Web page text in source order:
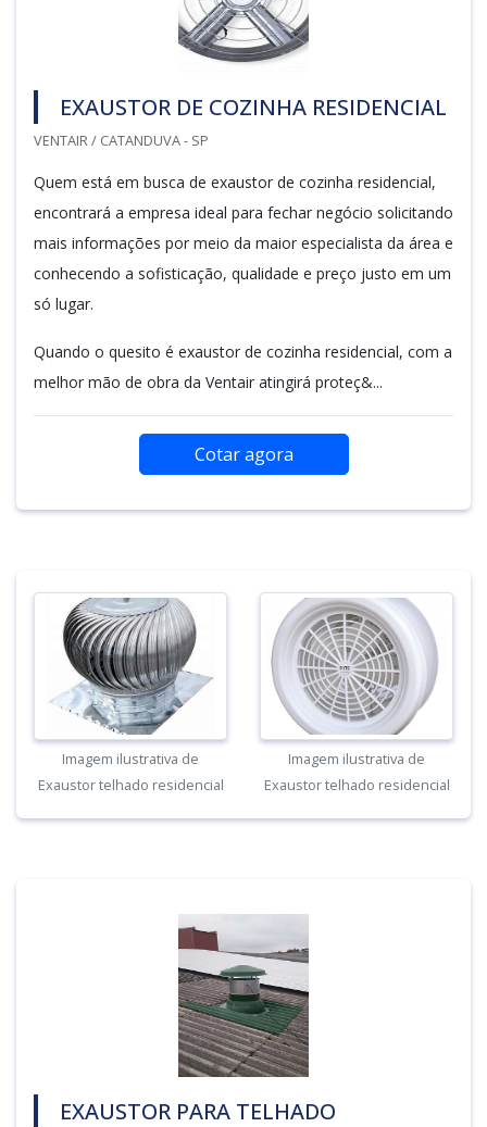
EXAUSTOR DE COZINHA RESIDENCIAL
VENTAIR / CATANDUVA - SP
Quem está em busca de exaustor de cozinha residencial,
encontrará a empresa ideal para fechar negócio solicitando
mais informações por meio da maior especialista da área e
conhecendo a sofisticação, qualidade e preço justo em um
só lugar.
Quando o quesito é exaustor de cozinha residencial, com a
melhor mão de obra da Ventair atingirá proteç&...
Cotar agora
Imagem ilustrativa de
Exaustor telhado residencial
Imagem ilustrativa de
Exaustor telhado residencial
EXAUSTOR PARA TELHADO